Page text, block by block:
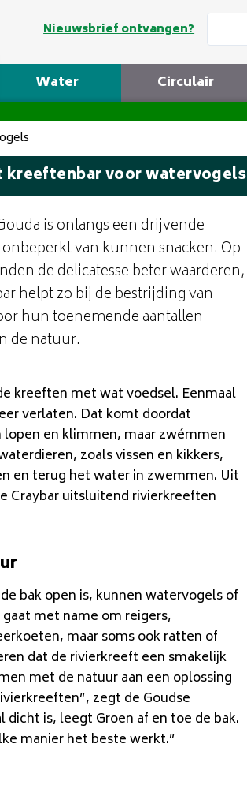
Nieuwsbrief ontvangen?
Water Circulair
kreeftenbar voor watervogels
is onlangs een drijvende
van kunnen snacken. Op
de delicatesse beter waarderen,
helpt zo bij de bestrijding van
hun toenemende aantallen
de natuur.
kreeften met wat voedsel. Eenmaal
verlaten. Dat komt doordat
en klimmen, maar zwémmen
zoals vissen en kikkers,
en terug het water in zwemmen. Uit
Craybar uitsluitend rivierkreeften
bak open is, kunnen watervogels of
met name om reigers,
maar soms ook ratten of
dat de rivierkreeft een smakelijk
met de natuur aan een oplossing
zegt de Goudse
dicht is, leegt Groen af en toe de bak.
manier het beste werkt.”